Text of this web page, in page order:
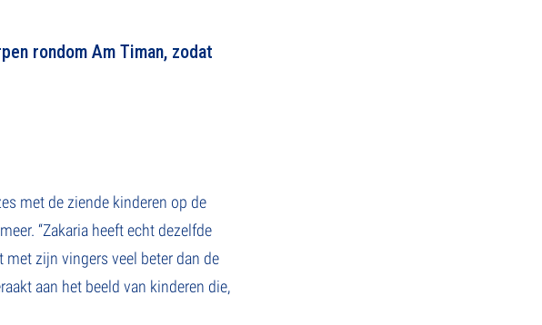
rondom Am Timan, zodat
met de ziende kinderen op de
“Zakaria heeft echt dezelfde
met zijn vingers veel beter dan de
aan het beeld van kinderen die,